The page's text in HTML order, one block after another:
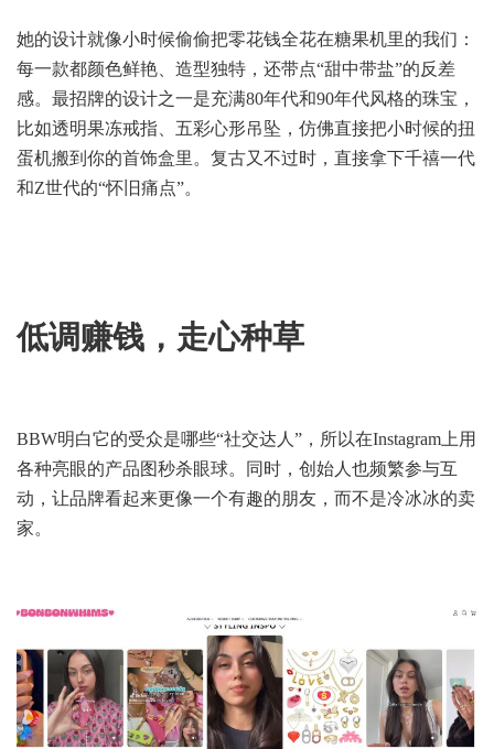
她的设计就像小时候偷偷把零花钱全花在糖果机里的我们：
每一款都颜色鲜艳、造型独特，还带点“甜中带盐”的反差
感。最招牌的设计之一是充满80年代和90年代风格的珠宝，
比如透明果冻戒指、五彩心形吊坠，仿佛直接把小时候的扭
蛋机搬到你的首饰盒里。复古又不过时，直接拿下千禧一代
和Z世代的“怀旧痛点”。
低调赚钱，走心种草
BBW明白它的受众是哪些“社交达人”，所以在Instagram上用
各种亮眼的产品图秒杀眼球。同时，创始人也频繁参与互
动，让品牌看起来更像一个有趣的朋友，而不是冷冰冰的卖
家。